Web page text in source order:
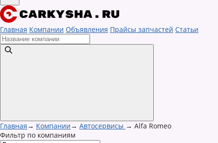
Главная Компании Объявления Прайсы запчастей Статьи
Главная→ Компании→ Автосервисы → Alfa Romeo
Фильтр по компаниям